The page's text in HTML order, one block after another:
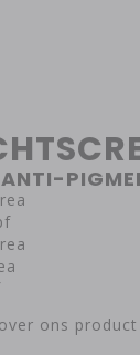
ons product